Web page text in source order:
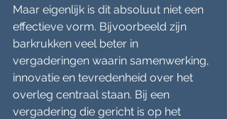
Maar eigenlijk is dit absoluut niet een
effectieve vorm. Bijvoorbeeld zijn
barkrukken veel beter in
vergaderingen waarin samenwerking,
innovatie en tevredenheid over het
overleg centraal staan. Bij een
vergadering die gericht is op het